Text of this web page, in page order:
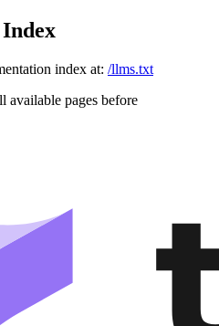
index at: /llms.txt
available pages before